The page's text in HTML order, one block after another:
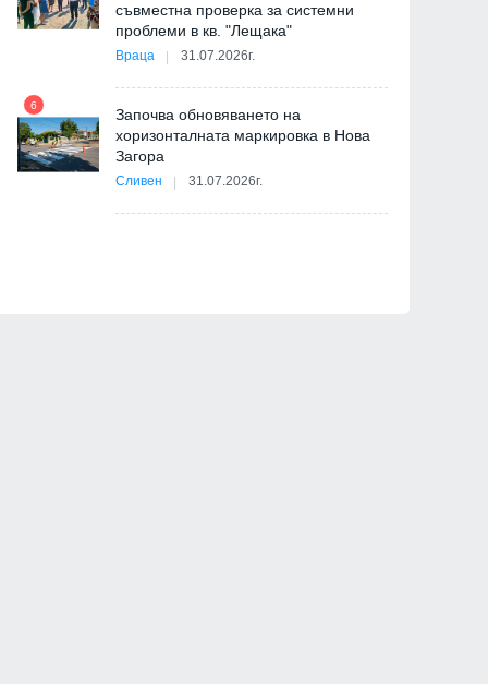
съвместна проверка за системни
проблеми в кв. "Лещака"
Враца 31.07.2026г.
6
Започва обновяването на
хоризонталната маркировка в Нова
Загора
Сливен 31.07.2026г.